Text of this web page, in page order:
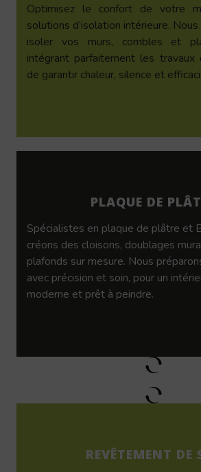
Optimisez le confort de votre
solutions d’isolation intérieure.
isoler vos murs, combles et
intégrant parfaitement les travaux
de garantir chaleur, silence et
PLAQUE DE
Spécialistes en plaque de plâtre et
créons des cloisons, doublages
plafonds sur mesure. Nous
avec précision et soin, pour un
moderne et prêt à peindre.
REVÊTEMENT DE